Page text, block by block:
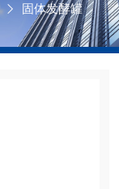
固体发酵罐